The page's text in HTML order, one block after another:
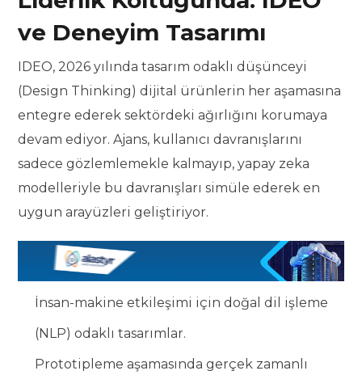
ve Deneyim Tasarımı
IDEO, 2026 yılında tasarım odaklı düşünceyi
(Design Thinking) dijital ürünlerin her aşamasına
entegre ederek sektördeki ağırlığını korumaya
devam ediyor. Ajans, kullanıcı davranışlarını
sadece gözlemlemekle kalmayıp, yapay zeka
modelleriyle bu davranışları simüle ederek en
uygun arayüzleri geliştiriyor.
İnsan-makine etkileşimi için doğal dil işleme
(NLP) odaklı tasarımlar.
Prototipleme aşamasında gerçek zamanlı